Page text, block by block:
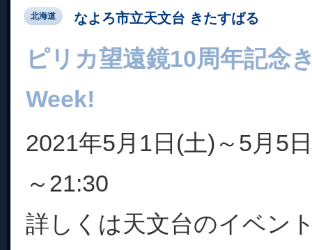
北海道 なよろ市立天文台 きたすばる
ピリカ望遠鏡10周年記念
Week!
2021年5月1日(土)～5月5
～21:30
詳しくは天文台のイベン